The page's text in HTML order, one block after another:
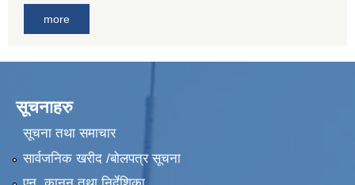
more
सूचनाहरु
सूचना तथा समाचार
सार्वजनिक खरीद /बोलपत्र सूचना